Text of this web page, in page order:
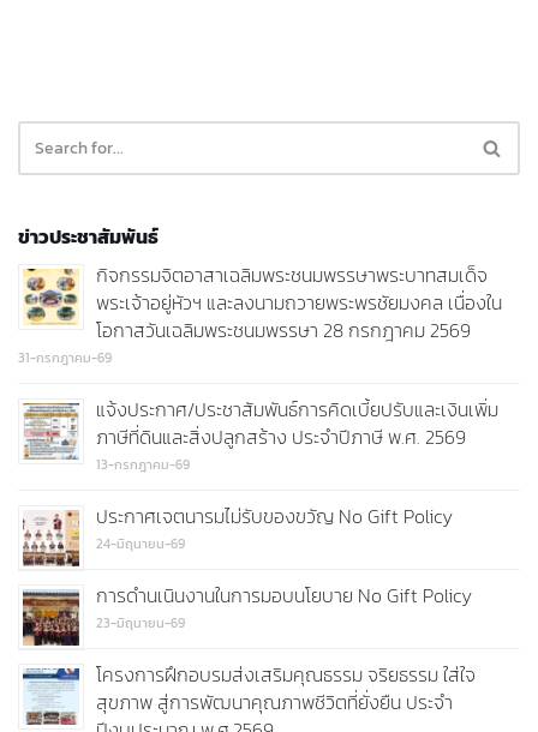
ข่าวประชาสัมพันธ์
กิจกรรมจิตอาสาเฉลิมพระชนมพรรษาพระบาทสมเด็จ
พระเจ้าอยู่หัวฯ และลงนามถวายพระพรชัยมงคล เนื่องใน
โอกาสวันเฉลิมพระชนมพรรษา 28 กรกฎาคม 2569
31-กรกฎาคม-69
แจ้งประกาศ/ประชาสัมพันธ์การคิดเบี้ยปรับและเงินเพิ่ม
ภาษีที่ดินและสิ่งปลูกสร้าง ประจำปีภาษี พ.ศ. 2569
13-กรกฎาคม-69
ประกาศเจตนารมไม่รับของขวัญ No Gift Policy
24-มิถุนายน-69
การดำนเนินงานในการมอบนโยบาย No Gift Policy
23-มิถุนายน-69
โครงการฝึกอบรมส่งเสริมคุณธรรม จริยธรรม ใส่ใจ
สุขภาพ สู่การพัฒนาคุณภาพชีวิตที่ยั่งยืน ประจำ